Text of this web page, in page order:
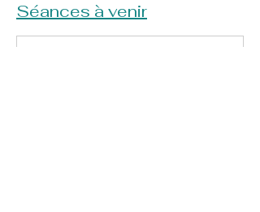
Séances à venir